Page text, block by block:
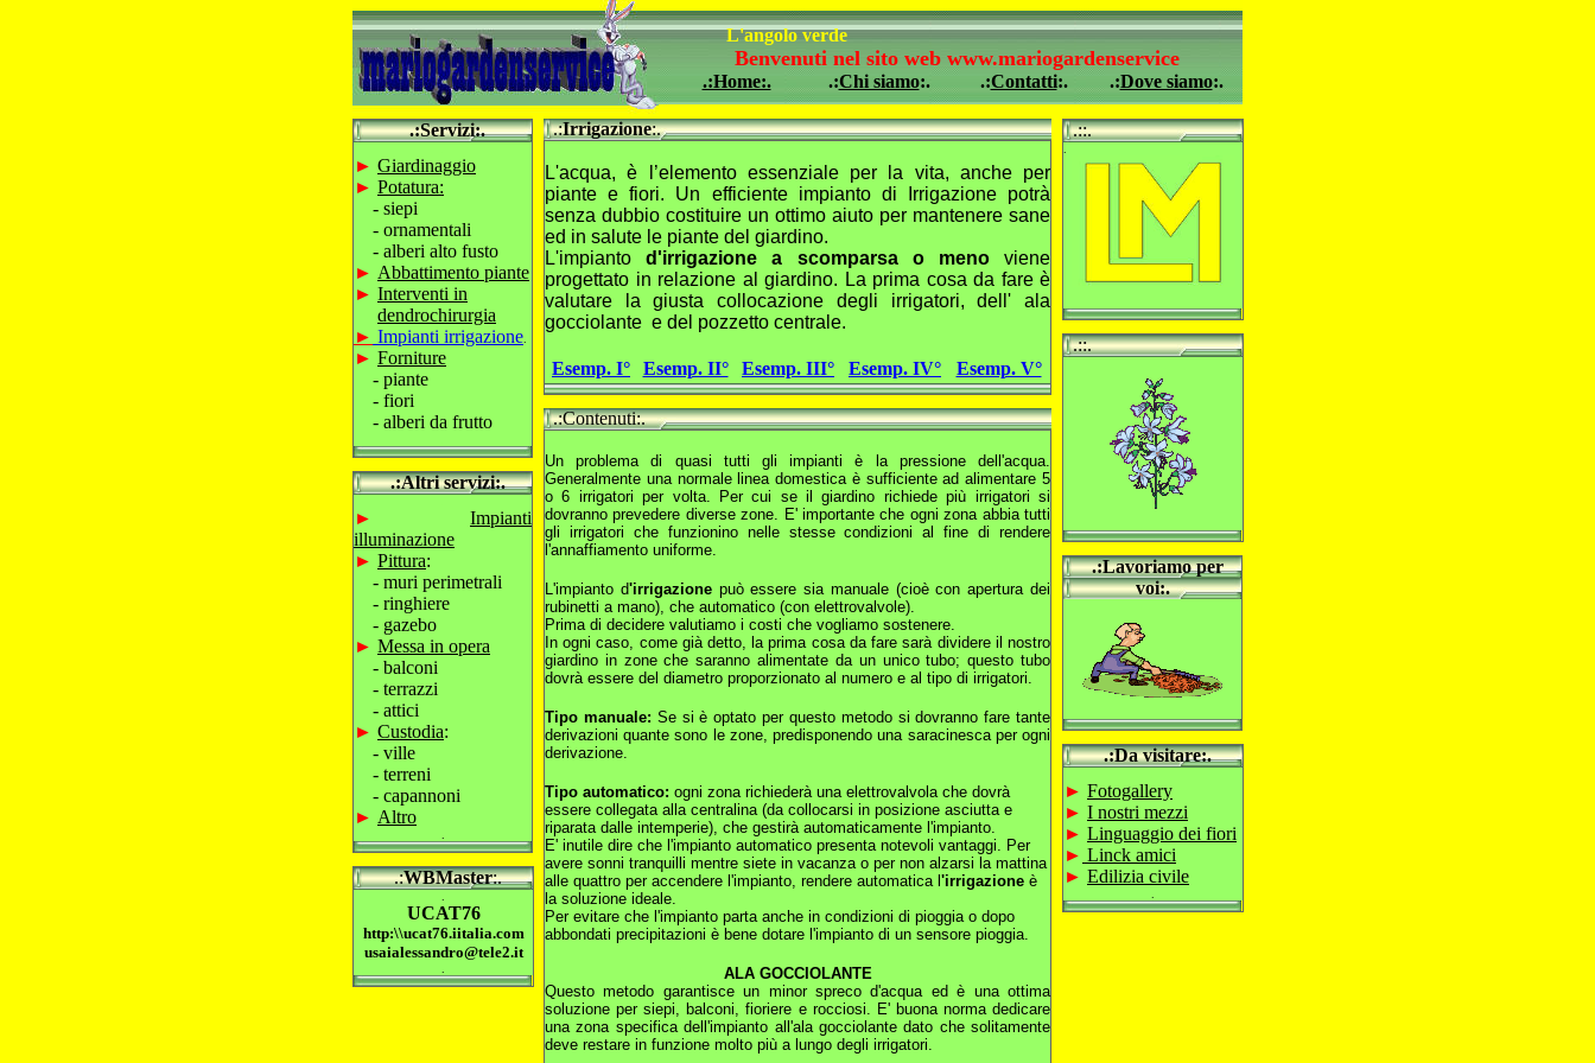
L'angolo verde
Benvenuti nel sito web www.mariogardenservice
.:Home:. .:Chi siamo:. .:Contatti:. .:Dove siamo:.
.:Servizi:.
► Giardinaggio
► Potatura:
- siepi
- ornamentali
- alberi alto fusto
► Abbattimento piante
► Interventi in
dendrochirurgia
► Impianti irrigazione
► Forniture
- piante
- fiori
- alberi da frutto
.:Altri servizi:.
►
Impianti
illuminazione
► Pittura:
- muri perimetrali
- ringhiere
- gazebo
► Messa in opera
- balconi
- terrazzi
- attici
► Custodia:
- ville
- terreni
- capannoni
► Altro
.:WBMaster:.
UCAT76
http:\\ucat76.iitalia.com
usaialessandro@tele2.it
.:Irrigazione:.
L'acqua, è l’elemento essenziale per la vita, anche per
piante e fiori. Un efficiente impianto di Irrigazione potrà
senza dubbio costituire un ottimo aiuto per mantenere sane
ed in salute le piante del giardino.
L'impiantod'irrigazione a scomparsa o menoviene
progettato in relazione al giardino. La prima cosa da fare è
valutare la giusta collocazione degli irrigatori, dell' ala
gocciolante e del pozzetto centrale.
Esemp. I° Esemp. II° Esemp. III° Esemp. IV° Esemp. V°
.:Contenuti:.
Un problema di quasi tutti gli impianti è la pressione dell'acqua.
Generalmente una normale linea domestica è sufficiente ad alimentare 5
o 6 irrigatori per volta. Per cui se il giardino richiede più irrigatori si
dovranno prevedere diverse zone. E' importante che ogni zona abbia tutti
gli irrigatori che funzionino nelle stesse condizioni al fine di rendere
l'annaffiamento uniforme.
L'impianto d'irrigazione può essere sia manuale (cioè con apertura dei
rubinetti a mano), che automatico (con elettrovalvole).
Prima di decidere valutiamo i costi che vogliamo sostenere.
In ogni caso, come già detto, la prima cosa da fare sarà dividere il nostro
giardino in zone che saranno alimentate da un unico tubo; questo tubo
dovrà essere del diametro proporzionato al numero e al tipo di irrigatori.
Tipo manuale: Se si è optato per questo metodo si dovranno fare tante
derivazioni quante sono le zone, predisponendo una saracinesca per ogni
derivazione.
Tipo automatico: ogni zona richiederà una elettrovalvola che dovrà
essere collegata alla centralina (da collocarsi in posizione asciutta e
riparata dalle intemperie), che gestirà automaticamente l'impianto.
E' inutile dire che l'impianto automatico presenta notevoli vantaggi. Per
avere sonni tranquilli mentre siete in vacanza o per non alzarsi la mattina
alle quattro per accendere l'impianto, rendere automatica l 'irrigazione è
la soluzione ideale.
Per evitare che l'impianto parta anche in condizioni di pioggia o dopo
abbondati precipitazioni è bene dotare l'impianto di un sensore pioggia.
ALA GOCCIOLANTE
Questo metodo garantisce un minor spreco d'acqua ed è una ottima
soluzione per siepi, balconi, fioriere e rocciosi. E' buona norma dedicare
una zona specifica dell'impianto all'ala gocciolante dato che solitamente
deve restare in funzione molto più a lungo degli irrigatori.
.::.
.::.
.:Lavoriamo per
voi:.
.:Da visitare:.
► Fotogallery
► I nostri mezzi
► Linguaggio dei fiori
► Linck amici
► Edilizia civile